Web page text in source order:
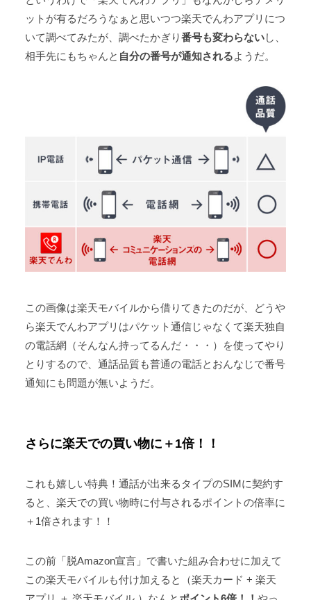
ットが有るだろうなぁと思いつつ楽天でんわアプリにつ
いて調べてみたが、調べたかぎり番号も変わらないし、
相手先にもちゃんと 自分の番号が通知されるようだ。
この画像は楽天モバイルから借りてきたのだが、どうや
ら楽天でんわアプリはパケット通信じゃなくて楽天独自
の電話網（そんなん持ってるんだ・・・）を使ってやり
とりするので、通話品質も普通の電話とおんなじで番号
通知にも問題が無いようだ。
さらに楽天での買い物に＋1倍！！
これも嬉しい特典！通話が出来るタイプのSIMに契約す
ると、楽天での買い物時に付与されるポイントの倍率に
＋1倍されます！！
この前「脱Amazon宣言」で書いた組み合わせに加えて
この楽天モバイルも付け加えると（楽天カード + 楽天